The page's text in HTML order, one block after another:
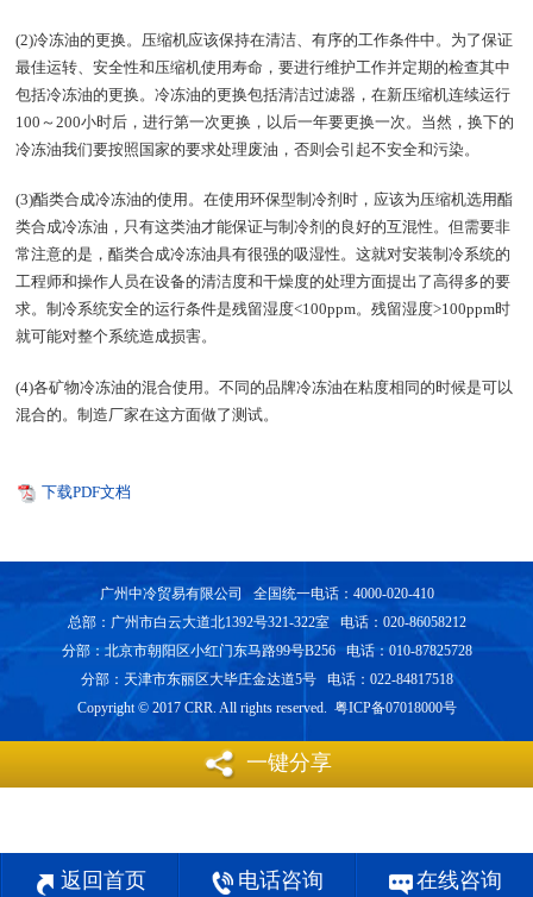
(2)冷冻油的更换。压缩机应该保持在清洁、有序的工作条件中。为了保证
最佳运转、安全性和压缩机使用寿命，要进行维护工作并定期的检查其中
包括冷冻油的更换。冷冻油的更换包括清洁过滤器，在新压缩机连续运行
100～200小时后，进行第一次更换，以后一年要更换一次。当然，换下的
冷冻油我们要按照国家的要求处理废油，否则会引起不安全和污染。
(3)酯类合成冷冻油的使用。在使用环保型制冷剂时，应该为压缩机选用酯
类合成冷冻油，只有这类油才能保证与制冷剂的良好的互混性。但需要非
常注意的是，酯类合成冷冻油具有很强的吸湿性。这就对安装制冷系统的
工程师和操作人员在设备的清洁度和干燥度的处理方面提出了高得多的要
求。制冷系统安全的运行条件是残留湿度<100ppm。残留湿度>100ppm时
就可能对整个系统造成损害。
(4)各矿物冷冻油的混合使用。不同的品牌冷冻油在粘度相同的时候是可以
混合的。制造厂家在这方面做了测试。
下载PDF文档
广州中冷贸易有限公司 全国统一电话：4000-020-410
总部：广州市白云大道北1392号321-322室 电话：020-86058212
分部：北京市朝阳区小红门东马路99号B256 电话：010-87825728
分部：天津市东丽区大毕庄金达道5号 电话：022-84817518
Copyright © 2017 CRR. All rights reserved. 粤ICP备07018000号
一键分享
返回首页 电话咨询 在线咨询